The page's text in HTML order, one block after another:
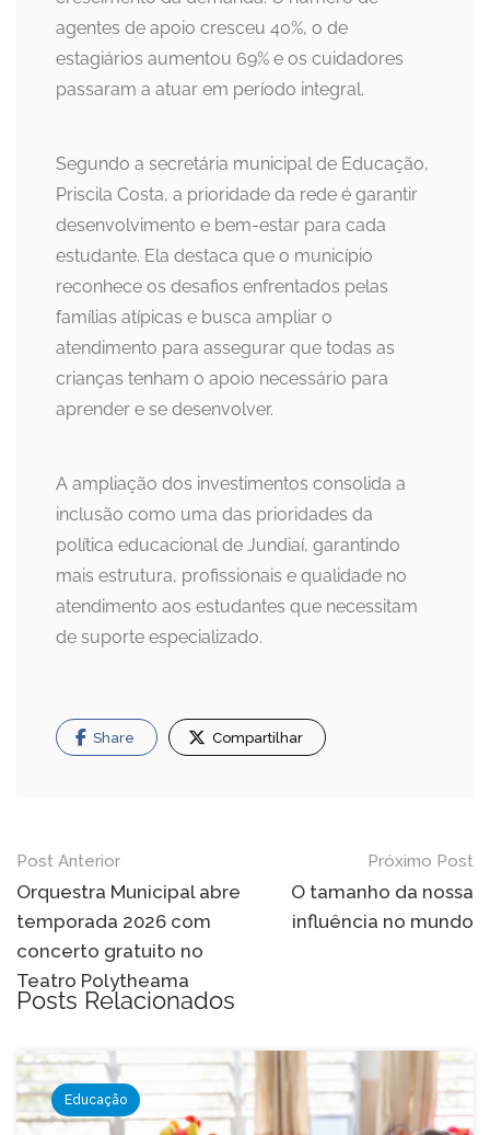
agentes de apoio cresceu 40%, o de
estagiários aumentou 69% e os cuidadores
passaram a atuar em período integral.
Segundo a secretária municipal de Educação,
Priscila Costa, a prioridade da rede é garantir
desenvolvimento e bem-estar para cada
estudante. Ela destaca que o município
reconhece os desafios enfrentados pelas
famílias atípicas e busca ampliar o
atendimento para assegurar que todas as
crianças tenham o apoio necessário para
aprender e se desenvolver.
A ampliação dos investimentos consolida a
inclusão como uma das prioridades da
política educacional de Jundiaí, garantindo
mais estrutura, profissionais e qualidade no
atendimento aos estudantes que necessitam
de suporte especializado.
Share Compartilhar
Navegação
de
Post
Post Anterior
Orquestra Municipal abre
temporada 2026 com
concerto gratuito no
Teatro Polytheama
Próximo Post
O tamanho da nossa
influência no mundo
Posts Relacionados
Educação